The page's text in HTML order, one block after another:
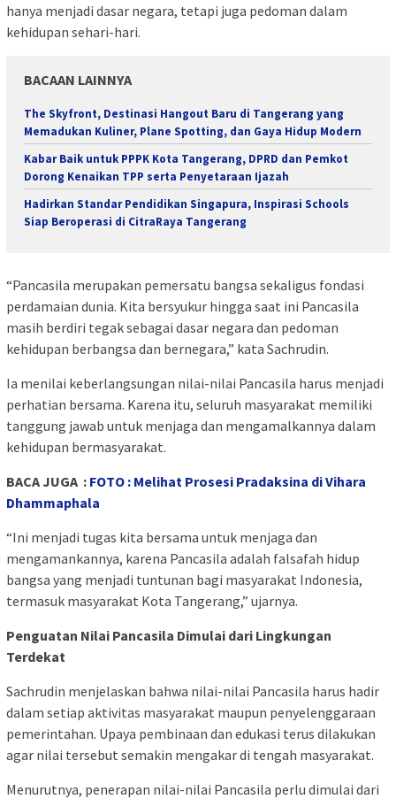
hanya menjadi dasar negara, tetapi juga pedoman dalam
kehidupan sehari-hari.
BACAAN LAINNYA
The Skyfront, Destinasi Hangout Baru di Tangerang yang
Memadukan Kuliner, Plane Spotting, dan Gaya Hidup Modern
Kabar Baik untuk PPPK Kota Tangerang, DPRD dan Pemkot
Dorong Kenaikan TPP serta Penyetaraan Ijazah
Hadirkan Standar Pendidikan Singapura, Inspirasi Schools
Siap Beroperasi di CitraRaya Tangerang
“Pancasila merupakan pemersatu bangsa sekaligus fondasi
perdamaian dunia. Kita bersyukur hingga saat ini Pancasila
masih berdiri tegak sebagai dasar negara dan pedoman
kehidupan berbangsa dan bernegara,” kata Sachrudin.
Ia menilai keberlangsungan nilai-nilai Pancasila harus menjadi
perhatian bersama. Karena itu, seluruh masyarakat memiliki
tanggung jawab untuk menjaga dan mengamalkannya dalam
kehidupan bermasyarakat.
BACA JUGA : FOTO : Melihat Prosesi Pradaksina di Vihara
Dhammaphala
“Ini menjadi tugas kita bersama untuk menjaga dan
mengamankannya, karena Pancasila adalah falsafah hidup
bangsa yang menjadi tuntunan bagi masyarakat Indonesia,
termasuk masyarakat Kota Tangerang,” ujarnya.
Penguatan Nilai Pancasila Dimulai dari Lingkungan
Terdekat
Sachrudin menjelaskan bahwa nilai-nilai Pancasila harus hadir
dalam setiap aktivitas masyarakat maupun penyelenggaraan
pemerintahan. Upaya pembinaan dan edukasi terus dilakukan
agar nilai tersebut semakin mengakar di tengah masyarakat.
Menurutnya, penerapan nilai-nilai Pancasila perlu dimulai dari